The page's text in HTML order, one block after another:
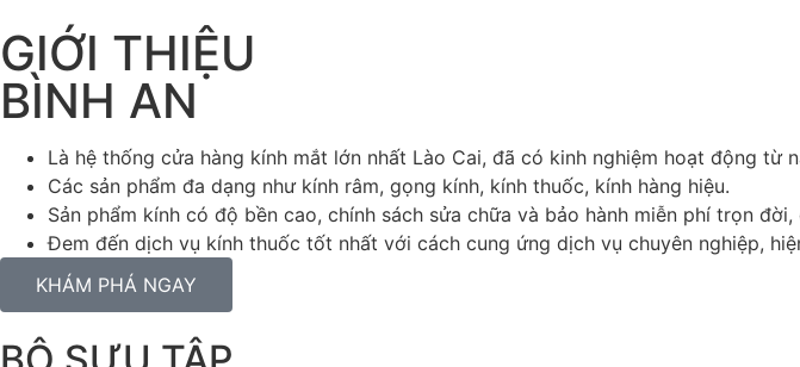
GIỚI THIỆU
BÌNH AN
Là hệ thống cửa hàng kính mắt lớn nhất Lào Cai, đã có kinh nghiệm hoạt động từ
Các sản phẩm đa dạng như kính râm, gọng kính, kính thuốc, kính hàng hiệu.
Sản phẩm kính có độ bền cao, chính sách sửa chữa và bảo hành miễn phí trọn
Đem đến dịch vụ kính thuốc tốt nhất với cách cung ứng dịch vụ chuyên nghiệp,
KHÁM PHÁ NGAY